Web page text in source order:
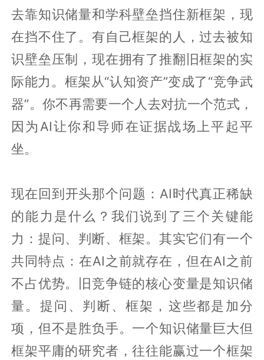
去靠知识储量和学科壁垒挡住新框架，现
在挡不住了。有自己框架的人，过去被知
识壁垒压制，现在拥有了推翻旧框架的实
际能力。框架从“认知资产”变成了“竞争武
器”。你不再需要一个人去对抗一个范式，
因为AI让你和导师在证据战场上平起平
坐。
现在回到开头那个问题：AI时代真正稀缺
的能力是什么？我们说到了三个关键能
力：提问、判断、框架。其实它们有一个
共同特点：在AI之前就存在，但在AI之前
不占优势。旧竞争链的核心变量是知识储
量。提问、判断、框架，这些都是加分
项，但不是胜负手。一个知识储量巨大但
框架平庸的研究者，往往能赢过一个框架